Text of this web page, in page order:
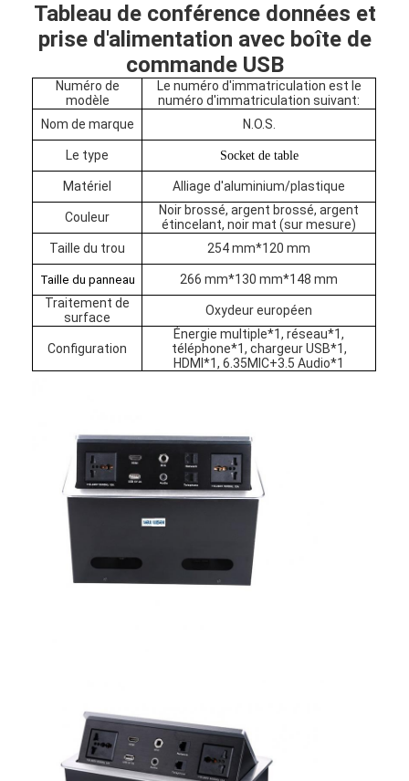
Aperçu
Produits
A propos de nous
Contact
Parlez Maintenant.
Moniteur à défilement
Une prise de bureau pop-up
Tableau de conférence données et
prise d'alimentation avec boîte de
commande USB
Numéro de
modèle
Le numéro d'immatriculation est le
numéro d'immatriculation suivant:
Nom de marque
N.O.S.
Le type Socket de table
Matériel Alliage d'aluminium/plastique
Couleur
Noir brossé, argent brossé, argent
étincelant, noir mat (sur mesure)
Taille du trou
254 mm*120 mm
Taille du panneau
266 mm*130 mm*148 mm
Traitement de
surface
Oxydeur européen
Configuration
Énergie multiple*1, réseau*1,
téléphone*1, chargeur USB*1,
HDMI*1, 6.35MIC+3.5 Audio*1